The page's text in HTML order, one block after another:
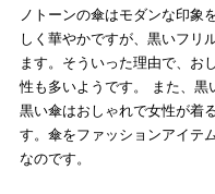
ノトーンの傘はモダンな印象
しく華やかですが、黒いフリ
ます。そういった理由で、お
性も多いようです。 また、
黒い傘はおしゃれで女性が着
す。傘をファッションアイテ
なのです。